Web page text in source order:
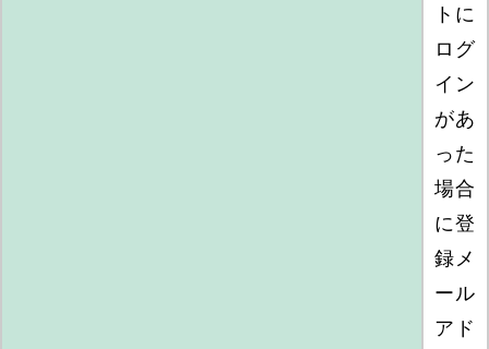
トに
ログ
イン
があ
った
場合
に登
録メ
ール
アド